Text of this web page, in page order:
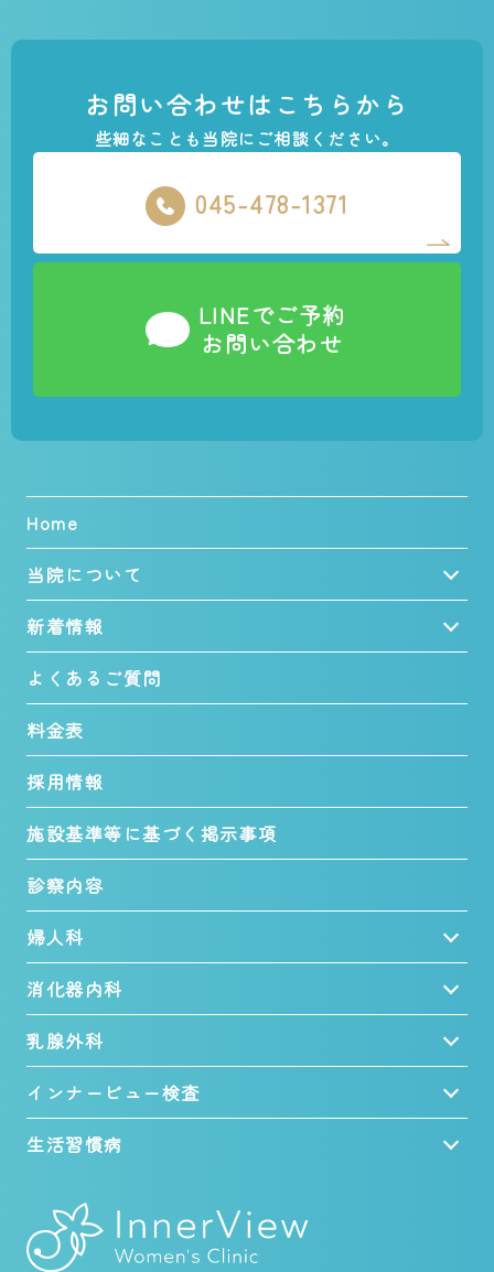
お問い合わせはこちらから
些細なことも当院にご相談ください。
045-478-1371
LINEでご予約
お問い合わせ
Home
当院について
新着情報
よくあるご質問
料金表
採用情報
施設基準等に基づく掲示事項
診察内容
婦人科
消化器内科
乳腺外科
インナービュー検査
生活習慣病